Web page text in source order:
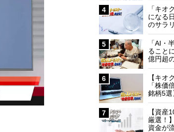
4
「キオ
になる
のサラ
5
「AI・
ること
億円超
6
【キオ
「株価
銘柄5選
7
【資産
厳選！
資金が